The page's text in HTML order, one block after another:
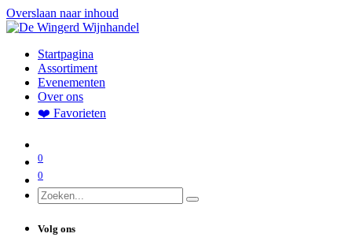
Overslaan naar inhoud
Startpagina
Assortiment
Evenementen
Over ons
❤️ Favorieten
0
0
Volg ons